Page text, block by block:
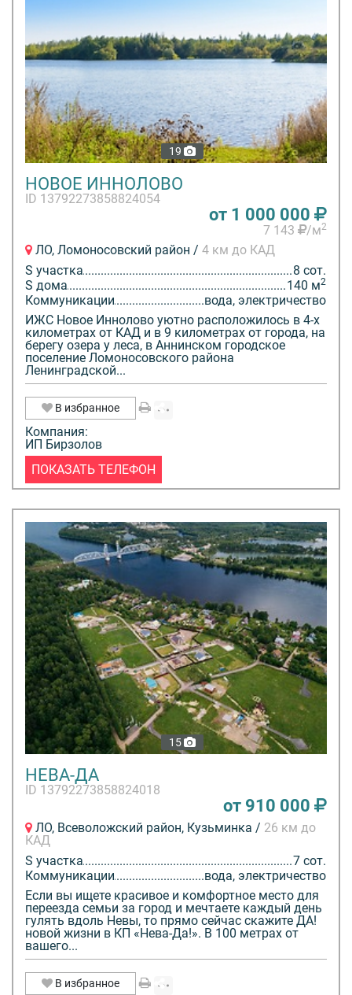
19
НОВОЕ ИННОЛОВО
ID 13792273858824054
от 1 000 000
7 143 /м2
ЛО, Ломоносовский район / 4 км до КАД
S участка
8 сот.
S дома
140 м2
Коммуникации
вода, электричество
ИЖС Новое Иннолово уютно расположилось в 4-х
километрах от КАД и в 9 километрах от города, на
берегу озера у леса, в Аннинском городское
поселение Ломоносовского района
Ленинградской...
В избранное
Компания:
ИП Бирзолов
ПОКАЗАТЬ ТЕЛЕФОН
15
НЕВА-ДА
ID 13792273858824018
от 910 000
ЛО, Всеволожский район, Кузьминка / 26 км до
КАД
S участка
7 сот.
Коммуникации
вода, электричество
Если вы ищете красивое и комфортное место для
переезда семьи за город и мечтаете каждый день
гулять вдоль Невы, то прямо сейчас скажите ДА!
новой жизни в КП «Нева-Да!». В 100 метрах от
вашего...
В избранное